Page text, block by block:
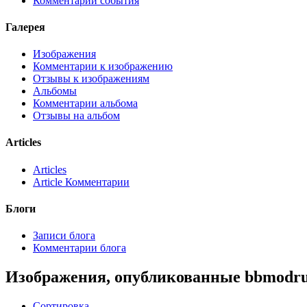
Галерея
Изображения
Комментарии к изображению
Отзывы к изображениям
Альбомы
Комментарии альбома
Отзывы на альбом
Articles
Articles
Article Комментарии
Блоги
Записи блога
Комментарии блога
Изображения, опубликованные